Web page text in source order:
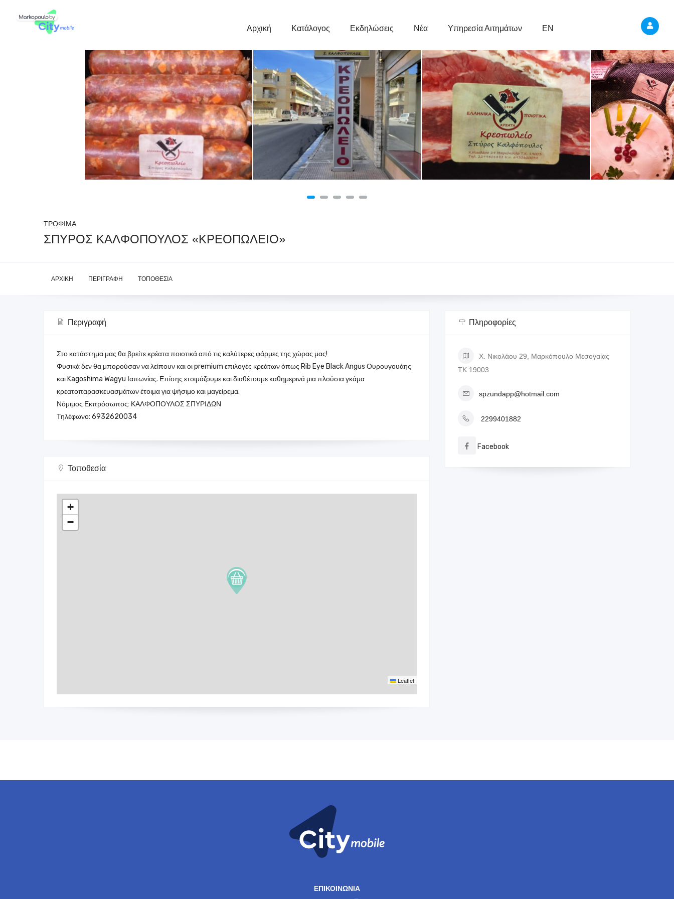
Αρχική Κατάλογος Εκδηλώσεις Νέα Υπηρεσία Αιτημάτων EN
ΤΡΟΦΙΜΑ
ΣΠΥΡΟΣ ΚΑΛΦΟΠΟΥΛΟΣ «ΚΡΕΟΠΩΛΕΙΟ»
ΑΡΧΙΚΉ ΠΕΡΙΓΡΑΦΉ ΤΟΠΟΘΕΣΊΑ
Περιγραφή
Στο κατάστημα μας θα βρείτε κρέατα ποιοτικά από τις καλύτερες φάρμες της χώρας μας!
Φυσικά δεν θα μπορούσαν να λείπουν και οι premium επιλογές κρεάτων όπως Rib Eye Black Angus Ουρουγουάης
και Kagoshima Wagyu Ιαπωνίας. Επίσης ετοιμάζουμε και διαθέτουμε καθημερινά μια πλούσια γκάμα
κρεατοπαρασκευασμάτων έτοιμα για ψήσιμο και μαγείρεμα.
Νόμιμος Εκπρόσωπος: ΚΑΛΦΟΠΟΥΛΟΣ ΣΠΥΡΙΔΩΝ
Τηλέφωνο: 6932620034
Τοποθεσία
+
−
Leaflet
Πληροφορίες
Χ. Νικολάου 29, Μαρκόπουλο Μεσογαίας
ΤΚ 19003
spzundapp@hotmail.com
2299401882
Facebook
ΕΠΙΚΟΙΝΩΝΙΑ